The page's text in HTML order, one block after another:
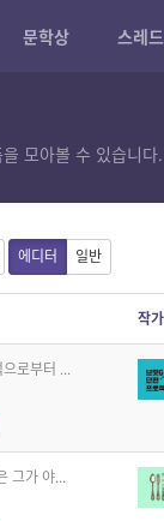
문학상 스레
모아볼 수 있습니다.
에디터 일반
작가
로부터 ...
그가 야...